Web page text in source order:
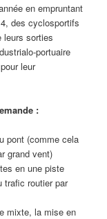
en empruntant
des cyclosportifs
leurs sorties
portuaire
leur
:
pont (comme cela
grand vent)
en une piste
trafic routier par
mixte, la mise en